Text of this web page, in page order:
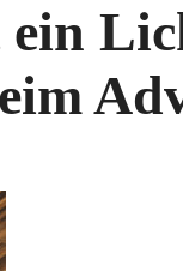
ein